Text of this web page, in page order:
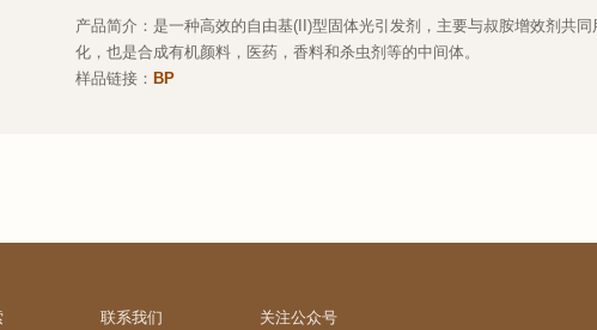
产品简介：是一种高效的自由基(II)型固体光引发剂，主要与叔胺增效剂共
化，也是合成有机颜料，医药，香料和杀虫剂等的中间体。
样品链接： BP
联系我们 关注公众号